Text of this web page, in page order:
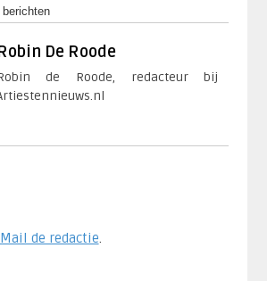
berichten
De Roode
de Roode, redacteur bij
Mail de redactie.​